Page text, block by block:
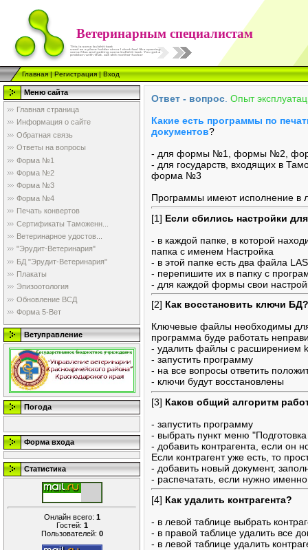
Ветеринарным специалистам
Главная|Регистрация|Вход
Меню сайта
Главная страница
Информация о сайте
Обратная связь
Ответы на вопросы
Форма №1
Форма №2
Форма №3
Форма №4
Печать конвертов
Сертификаты Таможенн...
Ветеринарное удостов...
"Эрудит-Ветеринария"
БД "Эрудит-Ветеринария"
Плакаты
Эпизоотология
Обновление ВСД
Форма 5-Вет
Ветуправление
Погода
Форма входа
Статистика
Онлайн всего: 1
Гостей: 1
Пользователей: 0
Ответ - вопрос Опыт
Какие есть программы по
документов?
- для формы №1, формы №2,
- для государств, входящих в
форма №3
Программы имеют исполнение в
[1] Если сбились настройки
- в каждой папке, в которой
папка с именем Настройка
- в этой папке есть два файла
- перепишите их в папку с
- для каждой формы свои
[2] Как восстановить ключи БД?
Ключевые файлы необходимы
программа буде работать
- удалить файлы с расширением
- запустить программу
- на все вопросы ответить
- ключи будут восстановлены
[3] Каков общий алгоритм
- запустить программу
- выбрать пункт меню
- добавить контрагента, если он
Если контрагент уже есть, то
- добавить новый документ,
- распечатать, если нужно
[4] Как удалить контрагента?
- в левой таблице выбрать
- в правой таблице удалить все
- в левой таблице удалить